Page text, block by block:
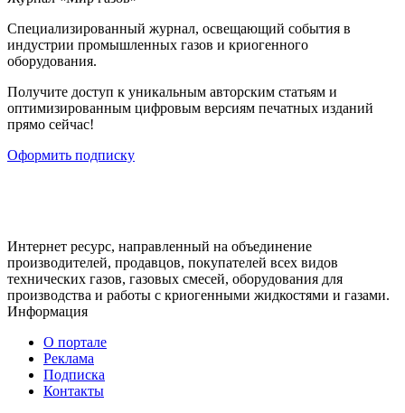
Cпециализированный журнал, освещающий события в
индустрии промышленных газов и криогенного
оборудования.
Получите доступ к уникальным авторским статьям и
оптимизированным цифровым версиям печатных изданий
прямо сейчас!
Оформить подписку
Интернет ресурс, направленный на объединение
производителей, продавцов, покупателей всех видов
технических газов, газовых смесей, оборудования для
производства и работы с криогенными жидкостями и газами.
Информация
О портале
Реклама
Подписка
Контакты